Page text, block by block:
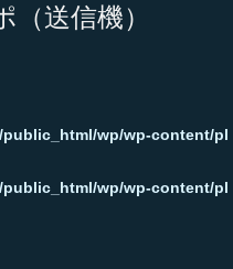
送信機）
wp/wp-content/pl
wp/wp-content/pl